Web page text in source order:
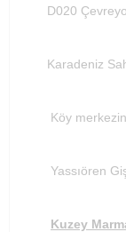
D020
Karadeniz
Köy
Yassıören
Kuzey